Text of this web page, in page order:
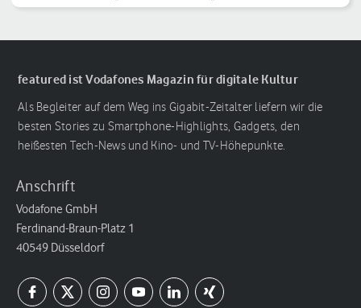
featured ist Vodafones Magazin für digitale Kultur
Als Begleiter auf dem Weg ins Gigabit-Zeitalter liefern wir die
besten Stories zu Smartphone-Highlights, Gadgets, den
heißesten Tech-News und Kino- und TV-Höhepunkte.
Anschrift
Vodafone GmbH
Ferdinand-Braun-Platz 1
40549 Düsseldorf